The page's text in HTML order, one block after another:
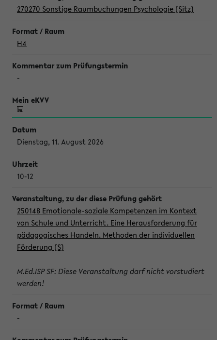
270270 Sonstige Raumbuchungen Psychologie (Sitz)
H4
-
Dienstag, 11. August 2026
10-12
250148 Emotionale-soziale Kompetenzen im Kontext
von Schule und Unterricht. Eine Herausforderung für
pädagogisches Handeln. Methoden der individuellen
Förderung (S)
M.Ed.ISP SF: Diese Veranstaltung darf nicht vorstudiert
werden!
-